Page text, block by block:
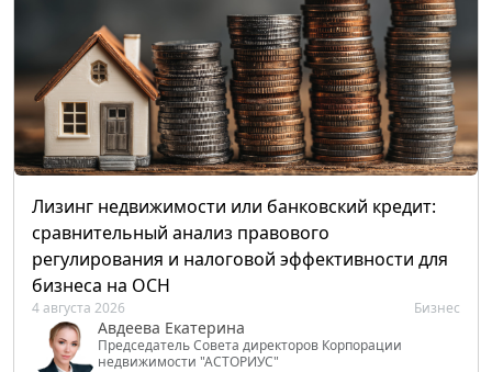
Лизинг недвижимости или банковский кредит:
сравнительный анализ правового
регулирования и налоговой эффективности для
бизнеса на ОСН
4 августа 2026 Бизнес
Авдеева Екатерина
Председатель Совета директоров Корпорации
недвижимости "АСТОРИУС"